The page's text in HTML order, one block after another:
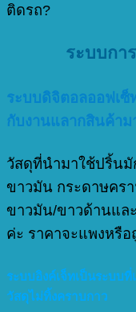
ติดรถ?
ระบบกา
ระบบดิจิตอลออฟเซ็
กับงานแลากสินค้าม
วัสดุที่นำมาใช้ปริ้นมั
ขาวมัน กระดาษคร
ขาวมัน/ขาวด้านแล
ค่ะ ราคาจะแพงหรือ
ระบบอิงค์เจ็ทเป็นระบบ
วัสดุไม่ทิ้งคราบกาว